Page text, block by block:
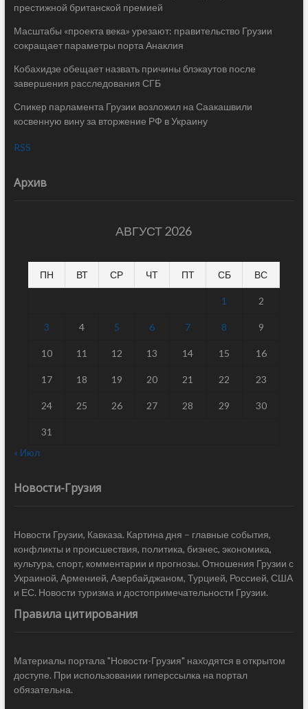
престижной британской премией
Масштабы «проекта века» урезают: правительство Грузии
сокращает параметры порта Анаклия
Кобахидзе обещает назвать причины блэкаутов после
завершения расследования СГБ
Спикер парламента Грузии возложил на Саакашвили
косвенную вину за вторжение РФ в Украину
RSS
Архив
АВГУСТ 2026
ПН ВТ СР ЧТ ПТ СБ ВС
1 2
3 4 5 6 7 8 9
10 11 12 13 14 15 16
17 18 19 20 21 22 23
24 25 26 27 28 29 30
31
« Июл
Новости-Грузия
Новости Грузии, Кавказа. Картина дня – главные события,
конфликты и происшествия, политика, бизнес, экономика,
культура, спорт, комментарии и прогнозы. Отношения Грузии с
Украиной, Арменией, Азербайджаном, Турцией, Россией, США
и ЕС. Новости туризма и достопримечательности Грузии.
Правила цитирования
Материалы портала "Новости-Грузия" находятся в открытом
доступе. При использовании гиперссылка на портал
обязательна.